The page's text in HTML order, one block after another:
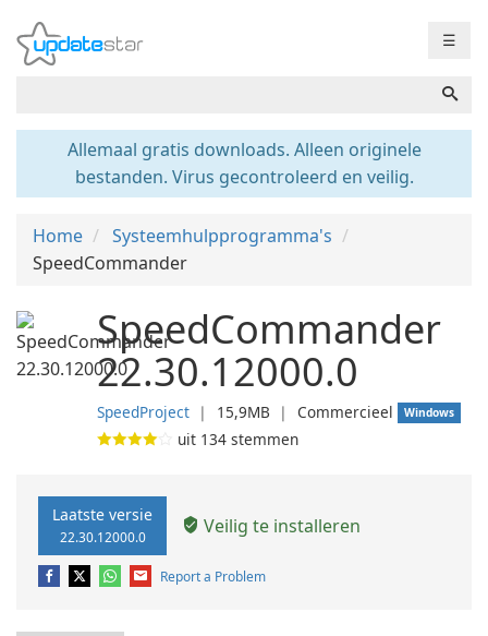
☰
Allemaal gratis downloads. Alleen originele
bestanden. Virus gecontroleerd en veilig.
Home
Systeemhulpprogramma's
SpeedCommander
SpeedCommander
22.30.12000.0
SpeedProject ❘ 15,9MB ❘ Commercieel Windows
uit 134 stemmen
Laatste versie
22.30.12000.0 Veilig te installeren
Report a Problem